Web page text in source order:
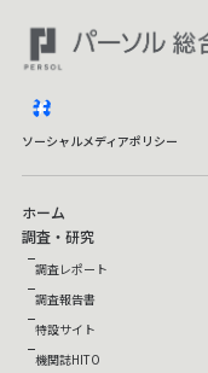
ソーシャルメディアポリシー
ホーム
調査・研究
調査レポート
調査報告書
特設サイト
機関誌HITO